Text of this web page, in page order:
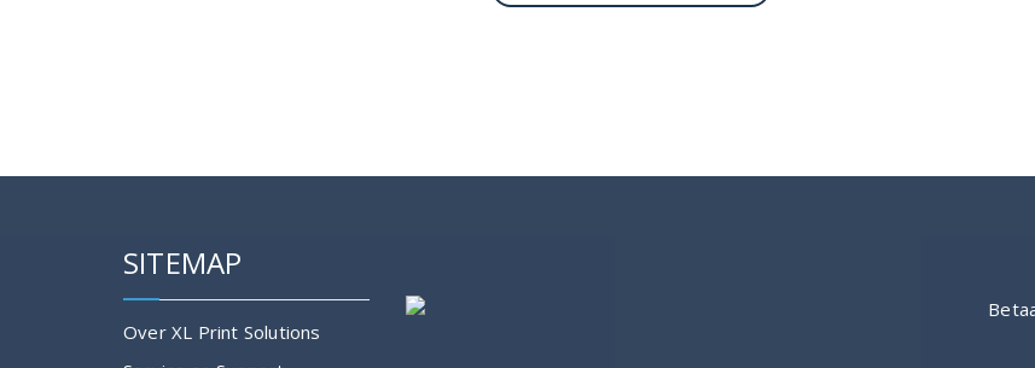
SITEMAP
Over XL Print Solutions